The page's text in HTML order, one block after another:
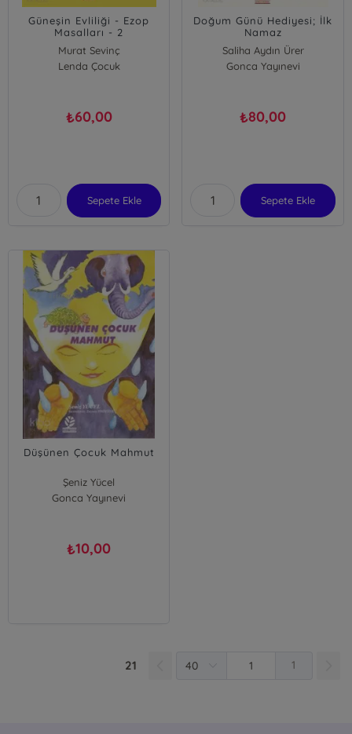
Güneşin Evliliği - Ezop
Masalları - 2
Murat Sevinç
Lenda Çocuk
₺60,00
Sepete Ekle
Doğum Günü Hediyesi; İlk
Namaz
Saliha Aydın Ürer
Gonca Yayınevi
₺80,00
Sepete Ekle
Düşünen Çocuk Mahmut
Şeniz Yücel
Gonca Yayınevi
₺10,00
21 1